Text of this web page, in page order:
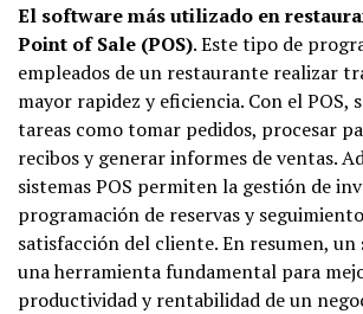
El software más utilizado en
Point of Sale (POS). Este tipo de
empleados de un restaurante realizar
mayor rapidez y eficiencia. Con el POS,
tareas como tomar pedidos, procesar
recibos y generar informes de ventas.
sistemas POS permiten la gestión de
programación de reservas y
satisfacción del cliente. En resumen, un
una herramienta fundamental para
productividad y rentabilidad de un